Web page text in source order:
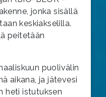
jonka sisällä
keskiakselilla.
peitetään
puolivälin
aikana, ja jätevesi
heti istutuksen